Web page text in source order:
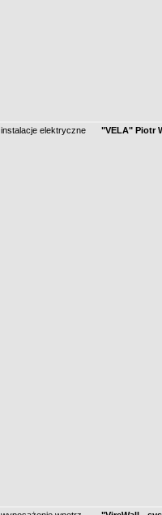
instalacje elektryczne "VELA" Piotr